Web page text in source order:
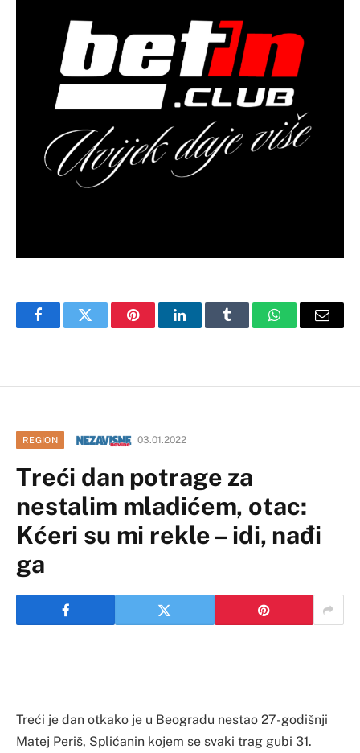
FacebookTwitter PinterestLinkedInTumblr WhatsAppEmail
REGION 03.01.2022
Treći dan potrage za
nestalim mladićem, otac:
Kćeri su mi rekle – idi, nađi
ga
Treći je dan otkako je u Beogradu nestao 27-godišnji
Matej Periš, Splićanin kojem se svaki trag gubi 31.